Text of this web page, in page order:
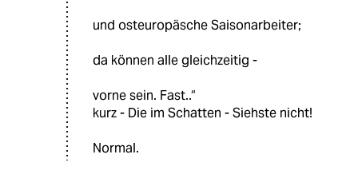
und osteuropäsche Saisonarbeiter;
da können alle gleichzeitig -
vorne sein. Fast..“
kurz - Die im Schatten - Siehste nicht!
Normal.